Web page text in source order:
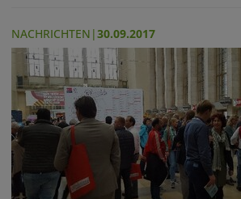
NACHRICHTEN |30.09.2017